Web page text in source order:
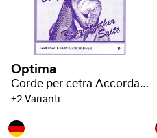
Optima
Corde per cetra Accordatura Bavarese
+2 Varianti